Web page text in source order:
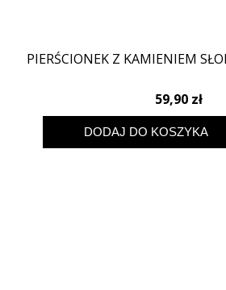
PIERŚCIONEK Z KAMIENIEM
59,90 zł